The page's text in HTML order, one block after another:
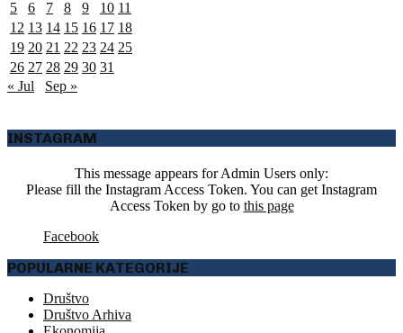
5
6 7 8 9 10 11
12 13 14 15 16 17 18
19 20 21 22 23 24 25
26 27 28 29 30 31
« Jul
Sep »
INSTAGRAM
This message appears for Admin Users only:
Please fill the Instagram Access Token. You can get Instagram
Access Token by go to this page
Facebook
POPULARNE KATEGORIJE
Društvo
Društvo Arhiva